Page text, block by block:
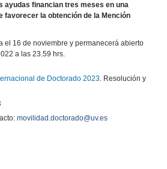
ayudas financian tres meses en una
favorecer la obtención de la Mención
el 16 de noviembre y permanecerá abierto
a las 23.59 hrs.
de Doctorado 2023. Resolución y
movilidad.doctorado@uv.es